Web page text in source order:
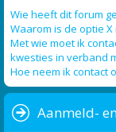
Wie heeft dit forum
Waarom is de optie
Met wie moet ik
kwesties in verband
Hoe neem ik contact
Aanmeld-